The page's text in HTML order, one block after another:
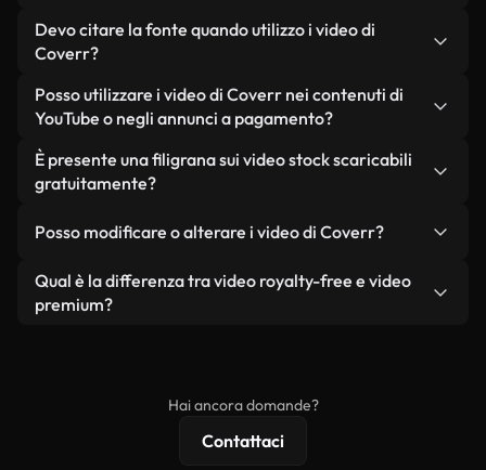
mantengono alta la qualità, riducono al minimo i
tempi di caricamento e migliorano parametri
come LCP.
Puoi crearne uno all'istante utilizzando Coverr AI
Studio. Ti basta descrivere la scena, ad esempio
secondi un video personalizzato in conformità con
i nostri standard di licenza.
Devo citare la fonte quando utilizzo i video di
Coverr?
Non è richiesto alcun riconoscimento dell'autore.
Tutti i video presenti nella nostra libreria sono
senza citare il creatore, sebbene sia sempre
gradito.
Posso utilizzare i video di Coverr nei contenuti di
YouTube o negli annunci a pagamento?
Sì. Tutti i filmati di Coverr possono essere utilizzati
in video monetizzati su YouTube, promozioni sui
condizione che non si rivendano o ridistribuiscano
È presente una filigrana sui video stock scaricabili
gratuitamente?
reali o generati dall'intelligenza artificiale, include
filigrane. Avrai a disposizione filmati puliti e pronti
all'uso.
Posso modificare o alterare i video di Coverr?
Sì. Siete liberi di tagliare, ritagliare o remixare i
nostri video. Assicuratevi solo che il prodotto
Qual è la differenza tra video royalty-free e video
premium?
Hai ancora domande?
Contattaci